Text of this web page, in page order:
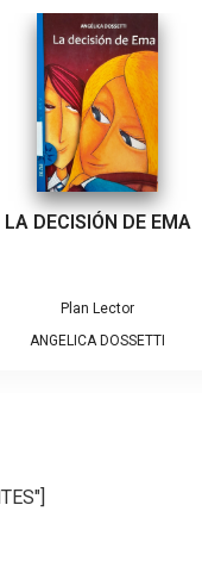
LA DECISIÓN DE EMA
Plan Lector
ANGELICA DOSSETTI